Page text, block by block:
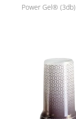
Power Gel® (3db)